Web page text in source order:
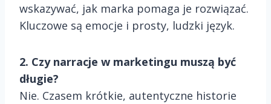
wskazywać, jak marka pomaga je rozwiązać.
Kluczowe są emocje i prosty, ludzki język.
2. Czy narracje w marketingu muszą być
długie?
Nie. Czasem krótkie, autentyczne historie